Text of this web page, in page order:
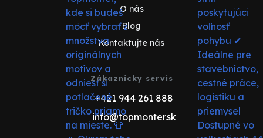
O nás
Blog
Kontaktujte nás
Zákaznícky servis
+421 944 261 888
info@topmonter.sk